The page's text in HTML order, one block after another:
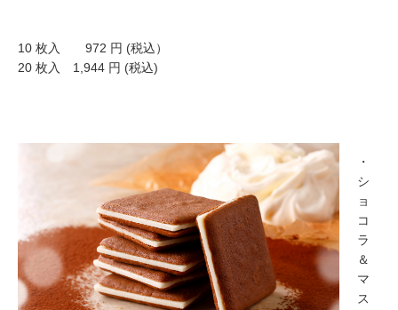
10 枚入 972 円 (税込）
20 枚入 1,944 円 (税込)
・
シ
ョ
コ
ラ
＆
マ
ス